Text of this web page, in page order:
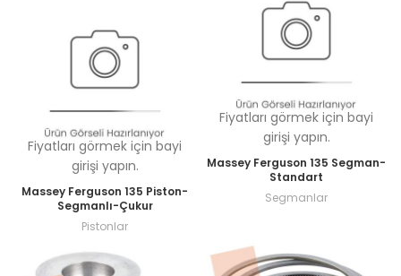
Fiyatları görmek için bayi
girişi yapın.
Massey Ferguson 135 Segman-
Standart
Segmanlar
Fiyatları görmek için bayi
girişi yapın.
Massey Ferguson 135 Piston-
Segmanlı-Çukur
Pistonlar